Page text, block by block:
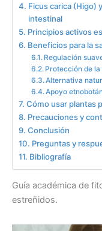
Ficus carica (Higo)
intestinal
Principios activos
Beneficios para la
Regulación
Protección de
Alternativa
Apoyo
Cómo usar plantas
Precauciones y
Conclusión
Preguntas y
Bibliografía
Guía académica de
estreñidos.